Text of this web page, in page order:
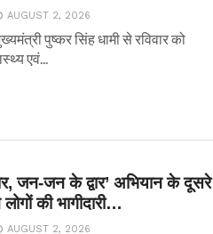
AUGUST 2, 2026
पुष्कर सिंह धामी से रविवार को
एवं...
जन-जन के द्वार’ अभियान के दूसरे
की भागीदारी…
AUGUST 2, 2026